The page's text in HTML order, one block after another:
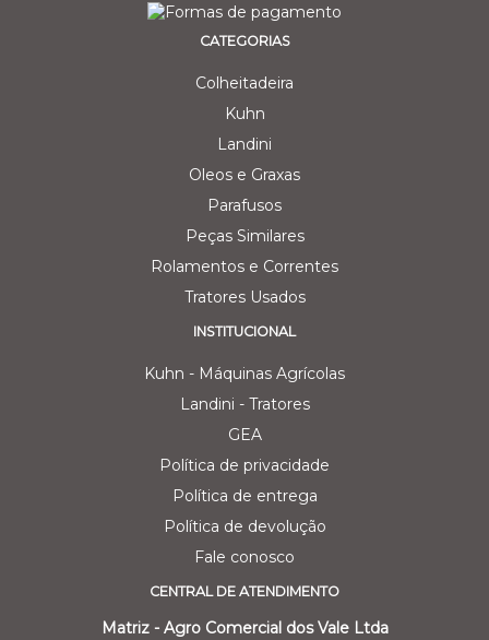
CATEGORIAS
Colheitadeira
Kuhn
Landini
Oleos e Graxas
Parafusos
Peças Similares
Rolamentos e Correntes
Tratores Usados
INSTITUCIONAL
Kuhn - Máquinas Agrícolas
Landini - Tratores
GEA
Política de privacidade
Política de entrega
Política de devolução
Fale conosco
CENTRAL DE ATENDIMENTO
Matriz - Agro Comercial dos Vale Ltda